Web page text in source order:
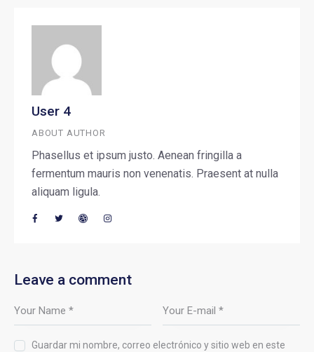
User 4
ABOUT AUTHOR
Phasellus et ipsum justo. Aenean fringilla a
fermentum mauris non venenatis. Praesent at nulla
aliquam ligula.
Leave a comment
Guardar mi nombre, correo electrónico y sitio web en este